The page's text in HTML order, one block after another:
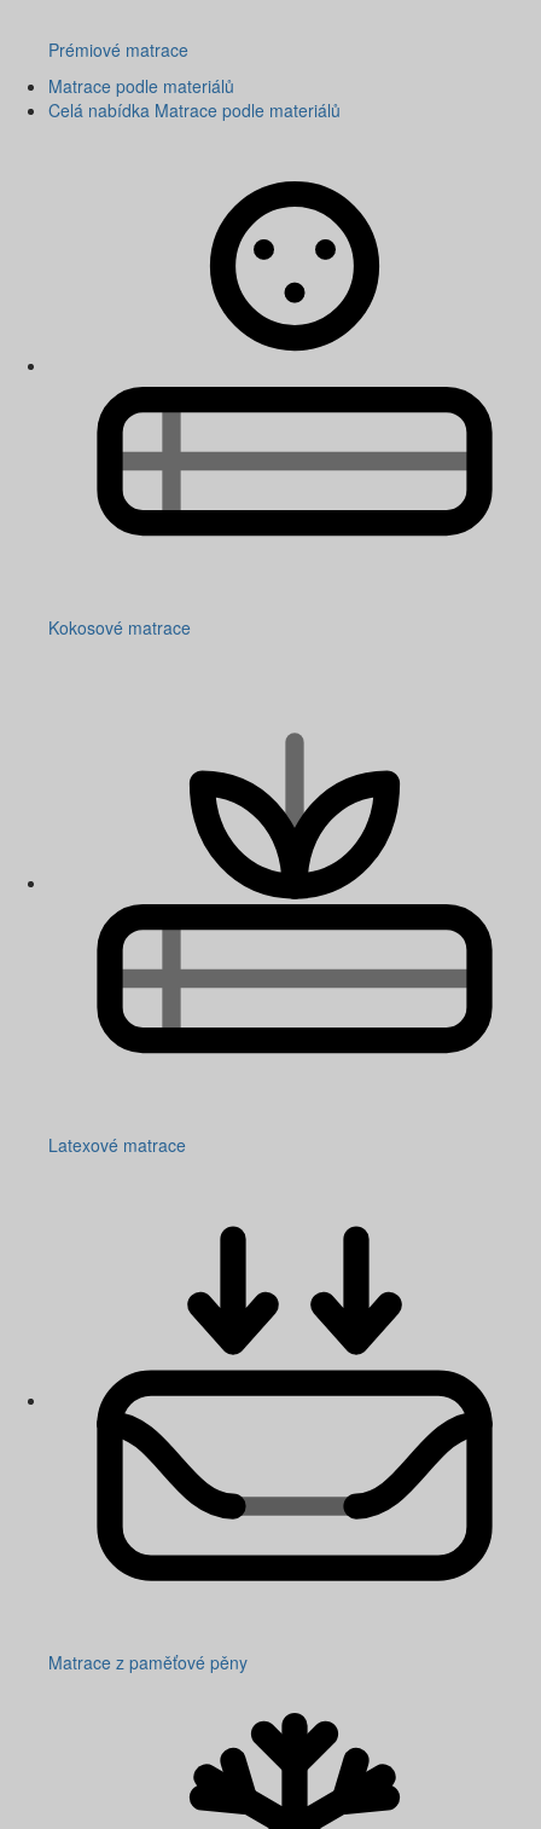
Prémiové matrace
Matrace podle materiálů
Celá nabídka Matrace podle materiálů
Kokosové matrace
Latexové matrace
Matrace z paměťové pěny